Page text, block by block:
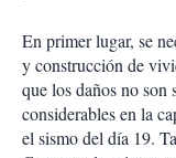
En primer lugar, se
y construcción de
que los daños no
considerables en la
el sismo del día 19.